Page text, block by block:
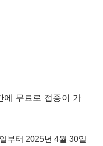
에 무료로 접종이 가
부터 2025년 4월 30일